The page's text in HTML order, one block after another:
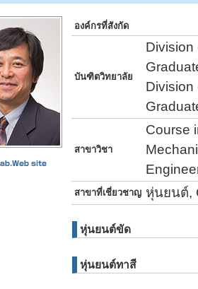
องค์กรที่สังกัด
บันฑิตวิทยาลัย
Division
Division
สาขาวิชา
Course
สาขาที่เชี่ยวชาญ หุ่นยนต์,
หุ่นยนต์ขัด
หุ่นยนต์ทาสี